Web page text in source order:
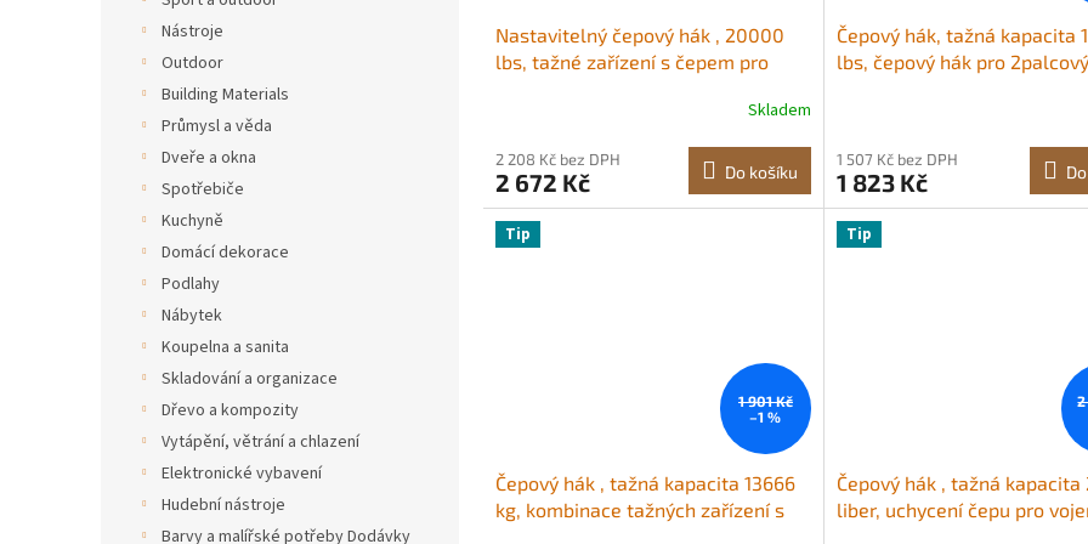
Nástroje
Outdoor
Building Materials
Průmysl a věda
Dveře a okna
Spotřebiče
Kuchyně
Domácí dekorace
Podlahy
Nábytek
Koupelna a sanita
Skladování a organizace
Dřevo a kompozity
Vytápění, větrání a chlazení
Elektronické vybavení
Hudební nástroje
Barvy a malířské potřeby Dodávky
Nastavitelný čepový hák , 20000
lbs, tažné zařízení s čepem pro
kombinovaná 2palcová tažná koule,
pasuje na lunetový kroužek 2,5 až 3
palce, 6palcový zdvih a spouštění,
černý práškový lak
Skladem
2 208 Kč bez DPH
2 672 Kč Do košíku
Čepový hák, tažná kapacita
lbs, čepový hák pro 2palcový
kombinovaná 2palcová
pasuje na lunetový kroužek
palce, černý práškový lak,
přívěsy
1 507 Kč bez DPH
1 823 Kč
Tip
1 901 Kč
–1 %
Čepový hák , tažná kapacita 13666
kg, kombinace tažných zařízení s
Tip
Čepový hák , tažná
liber, uchycení čepu pro